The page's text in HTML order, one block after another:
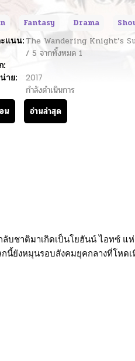
Fantasy Drama
แนน: The Wandering Knight’s
/ 5 จากทั้งหมด 1
:
าย:
2017
กำลังดำเนินการ
น
อ่านล่าสุด
ชาติมาเกิดเป็นโยฮันน์ ไอทซ์ แ
นี้ยังหมุนรอบสังคมยุคกลางที่โหดเ